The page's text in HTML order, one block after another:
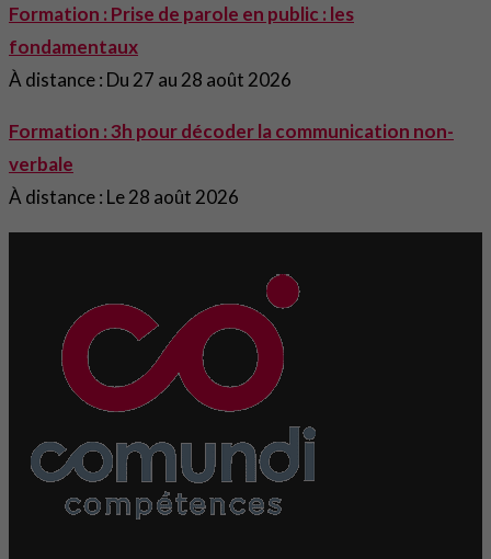
Formation : Prise de parole en public : les
fondamentaux
À distance : Du 27 au 28 août 2026
Formation : 3h pour décoder la communication non-
verbale
À distance : Le 28 août 2026